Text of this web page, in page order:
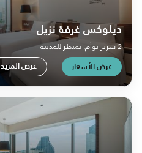
ديلوكس غرفة نزيل
2 سرير توأم, بمنظر للمدينة
عرض الأسعار عرض المزيد